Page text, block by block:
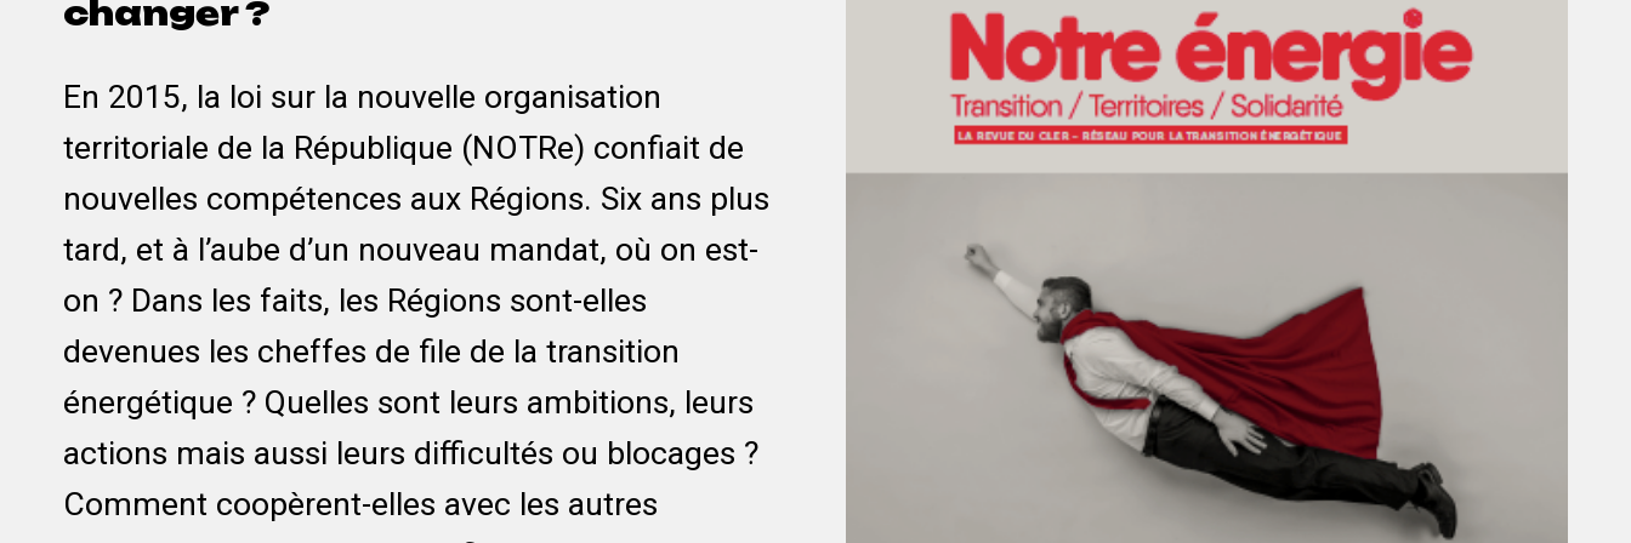
changer ?
En 2015, la loi sur la nouvelle organisation
territoriale de la République (NOTRe) confiait de
nouvelles compétences aux Régions. Six ans plus
tard, et à l’aube d’un nouveau mandat, où on est-
on ? Dans les faits, les Régions sont-elles
devenues les cheffes de file de la transition
énergétique ? Quelles sont leurs ambitions, leurs
actions mais aussi leurs difficultés ou blocages ?
Comment coopèrent-elles avec les autres